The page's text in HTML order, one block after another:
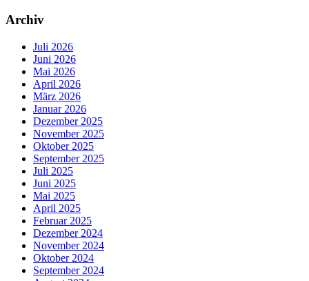
Archiv
Juli 2026
Juni 2026
Mai 2026
April 2026
März 2026
Januar 2026
Dezember 2025
November 2025
Oktober 2025
September 2025
Juli 2025
Juni 2025
Mai 2025
April 2025
Februar 2025
Dezember 2024
November 2024
Oktober 2024
September 2024